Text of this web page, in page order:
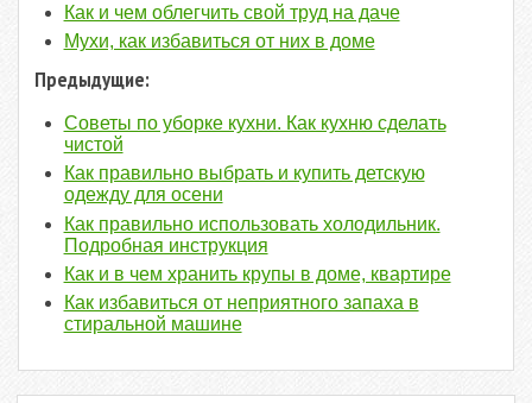
Как и чем облегчить свой труд на даче
Мухи, как избавиться от них в доме
Предыдущие:
Советы по уборке кухни. Как кухню сделать
чистой
Как правильно выбрать и купить детскую
одежду для осени
Как правильно использовать холодильник.
Подробная инструкция
Как и в чем хранить крупы в доме, квартире
Как избавиться от неприятного запаха в
стиральной машине